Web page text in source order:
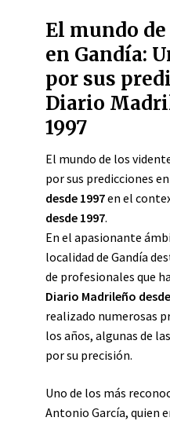
El mundo
en Gandía:
por sus
Diario
1997
El mundo de los
por sus predicciones
desde 1997en el
desde 1997.
En el apasionante
localidad de Gandía
de profesionales que
Diario Madrileño
realizado numerosas
los años, algunas de
por su precisión.
Uno de los más
Antonio García, quien